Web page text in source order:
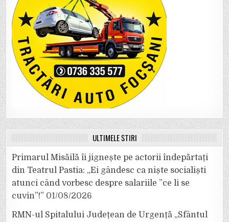
ULTIMELE ȘTIRI
Primarul Misăilă îi jignește pe actorii îndepărtați
din Teatrul Pastia: „Ei gândesc ca niște socialiști
atunci când vorbesc despre salariile ”ce li se
cuvin”!” 01/08/2026
RMN-ul Spitalului Județean de Urgență „Sfântul